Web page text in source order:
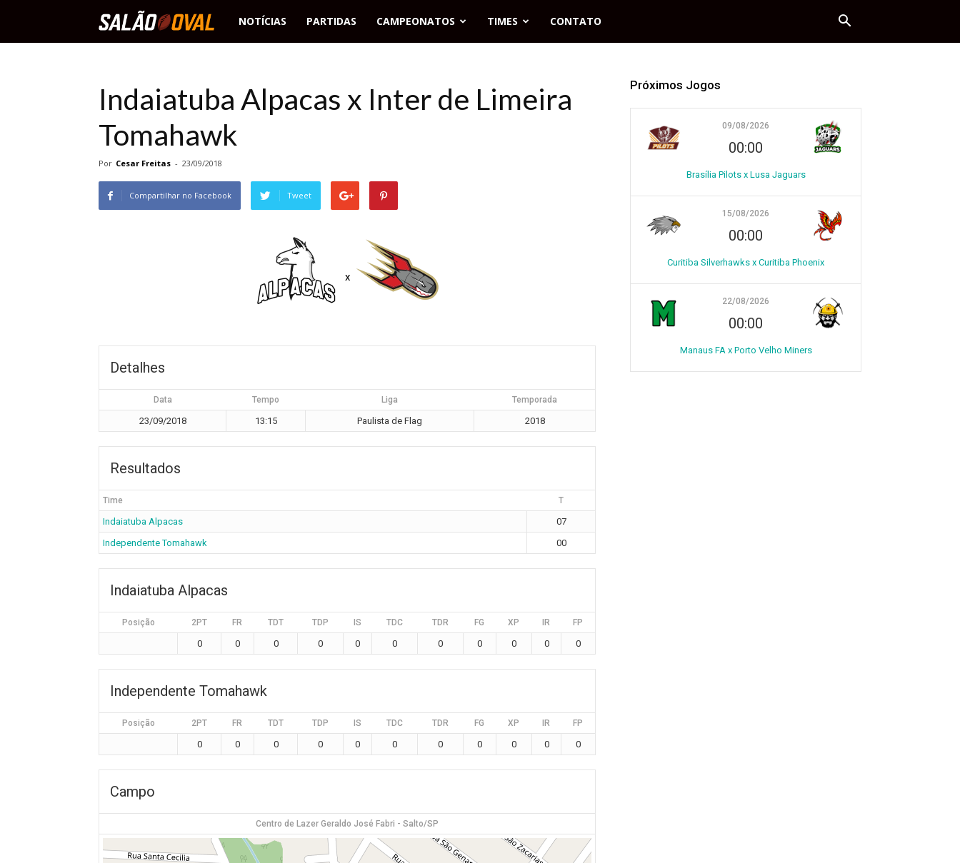
Salão
NOTÍCIAS PARTIDAS CAMPEONATOS TIMES CONTATO
Indaiatuba Alpacas x Inter de Limeira
Tomahawk
Por Cesar Freitas - 23/09/2018
Compartilhar no Facebook Tweet
x
Detalhes
Data Tempo Liga Temporada
23/09/2018 13:15 Paulista de Flag 2018
Resultados
Time T
Indaiatuba Alpacas
07
Independente Tomahawk
00
Indaiatuba Alpacas
Posição 2PT FR TDT TDP IS TDC TDR FG XP IR FP
0 0 0 0 0 0 0 0 0 0 0
Independente Tomahawk
Posição 2PT FR TDT TDP IS TDC TDR FG XP IR FP
0 0 0 0 0 0 0 0 0 0 0
Campo
Centro de Lazer Geraldo José Fabri - Salto/SP
Próximos Jogos
09/08/2026
00:00
Brasília Pilots x Lusa Jaguars
15/08/2026
00:00
Curitiba Silverhawks x Curitiba Phoenix
22/08/2026
00:00
Manaus FA x Porto Velho Miners